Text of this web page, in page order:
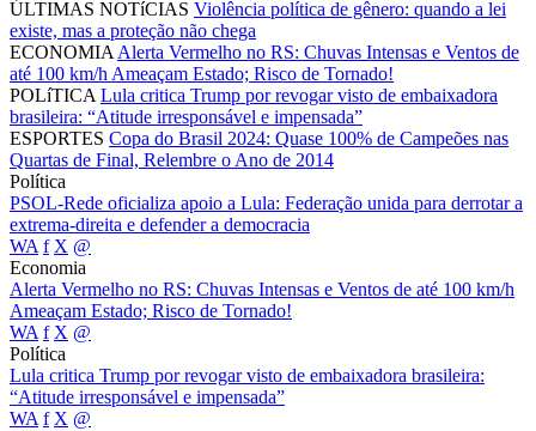
ÚLTIMAS NOTíCIAS Violência política de gênero: quando a lei
existe, mas a proteção não chega
ECONOMIA Alerta Vermelho no RS: Chuvas Intensas e Ventos de
até 100 km/h Ameaçam Estado; Risco de Tornado!
POLíTICA Lula critica Trump por revogar visto de embaixadora
brasileira: “Atitude irresponsável e impensada”
ESPORTES Copa do Brasil 2024: Quase 100% de Campeões nas
Quartas de Final, Relembre o Ano de 2014
Política
PSOL-Rede oficializa apoio a Lula: Federação unida para derrotar a
extrema-direita e defender a democracia
WA f X @
Economia
Alerta Vermelho no RS: Chuvas Intensas e Ventos de até 100 km/h
Ameaçam Estado; Risco de Tornado!
WA f X @
Política
Lula critica Trump por revogar visto de embaixadora brasileira:
“Atitude irresponsável e impensada”
WA f X @